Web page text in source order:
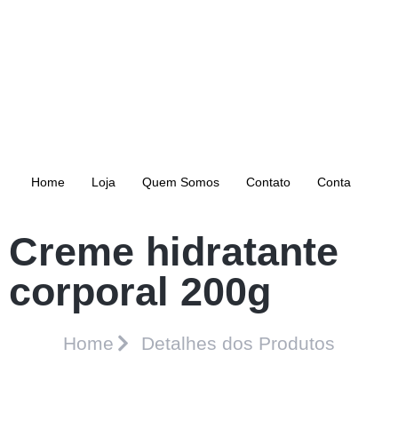
Home Loja Quem Somos Contato Conta
Creme hidratante
corporal 200g
Home Detalhes dos Produtos